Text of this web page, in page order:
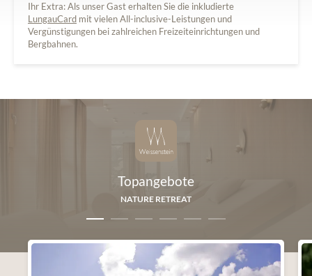
Ihr Extra: Als unser Gast erhalten Sie die inkludierte
LungauCard mit vielen All-inclusive-Leistungen und
Vergünstigungen bei zahlreichen Freizeiteinrichtungen und
Bergbahnen.
Topangebote
NATURE RETREAT